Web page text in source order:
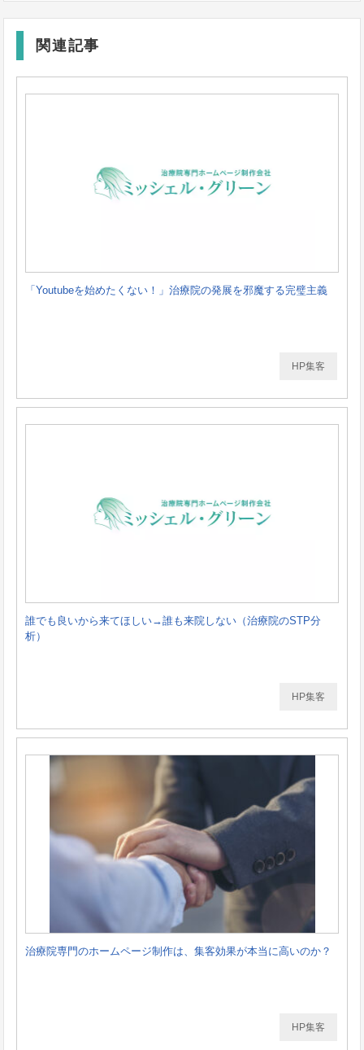
関連記事
「Youtubeを始めたくない！」治療院の発展を邪魔する完璧主義
HP集客
誰でも良いから来てほしい→誰も来院しない（治療院のSTP分
析）
HP集客
治療院専門のホームページ制作は、集客効果が本当に高いのか？
HP集客